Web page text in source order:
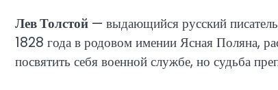
Лев Толстой — выдающийся русский
1828 года в родовом имении Ясная Поляна,
посвятить себя военной службе, но судьба